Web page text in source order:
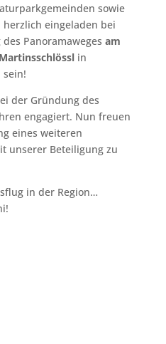
sowie
eingeladen bei
Panoramaweges am
in
sein!
der Gründung des
engagiert. Nun freuen
eines weiteren
unserer Beteiligung zu
in der Region…